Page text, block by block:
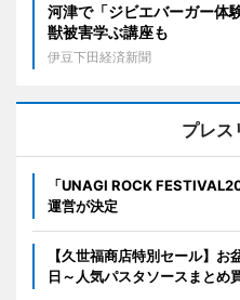
河津で「ジビエバーガー
獣被害学ぶ講座も
伊豆下田経済新聞
プレス
「UNAGI ROCK
運営が決定
【久世福商店特別セール】
日～人気パスタソースまとめ